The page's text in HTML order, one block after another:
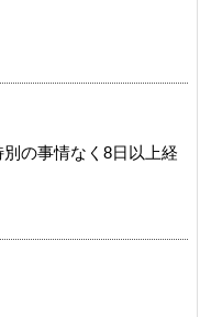
の事情なく8日以上経